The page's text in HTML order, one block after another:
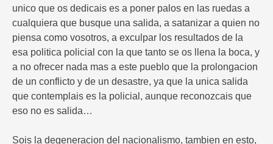
unico que os dedicais es a poner palos en las ruedas a
cualquiera que busque una salida, a satanizar a quien no
piensa como vosotros, a exculpar los resultados de la
esa politica policial con la que tanto se os llena la boca, y
a no ofrecer nada mas a este pueblo que la prolongacion
de un conflicto y de un desastre, ya que la unica salida
que contemplais es la policial, aunque reconozcais que
eso no es salida…
Sois la degeneracion del nacionalismo, tambien en esto,